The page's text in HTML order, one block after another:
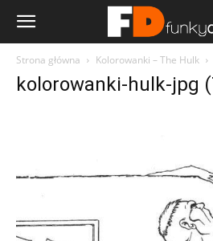
Strona główna Kolorowanki – The Hulk
kolorowanki-hulk-jpg